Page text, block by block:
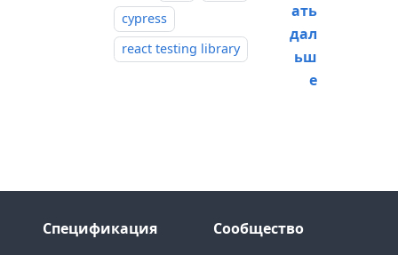
cypress
react testing library
ать
дал
ьш
е
Спецификация
Сообщество